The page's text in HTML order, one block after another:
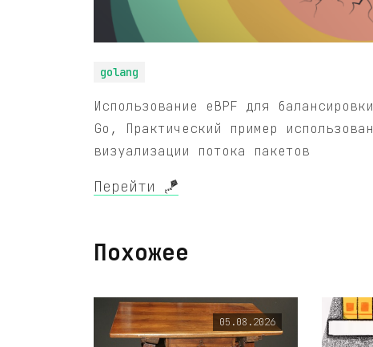
golang
Использование eBPF для
Go, Практический пример
визуализации потока пакетов
Перейти 🪁
Похожее
05.08.2026